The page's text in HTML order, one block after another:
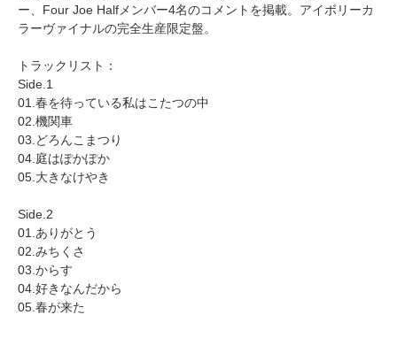
ー、Four Joe Halfメンバー4名のコメントを掲載。アイボリーカ
ラーヴァイナルの完全生産限定盤。
トラックリスト：
Side.1
01.春を待っている私はこたつの中
02.機関車
03.どろんこまつり
04.庭はぽかぽか
05.大きなけやき
Side.2
01.ありがとう
02.みちくさ
03.からす
04.好きなんだから
05.春が来た